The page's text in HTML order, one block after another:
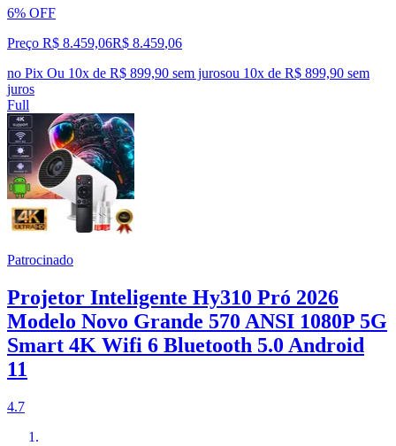
6% OFF
Preço R$ 8.459,06R$ 8.459,06
no Pix Ou 10x de R$ 899,90 sem jurosou 10x de R$ 899,90 sem
juros
Full
Patrocinado
Projetor Inteligente Hy310 Pró 2026
Modelo Novo Grande 570 ANSI 1080P 5G
Smart 4K Wifi 6 Bluetooth 5.0 Android
11
4.7